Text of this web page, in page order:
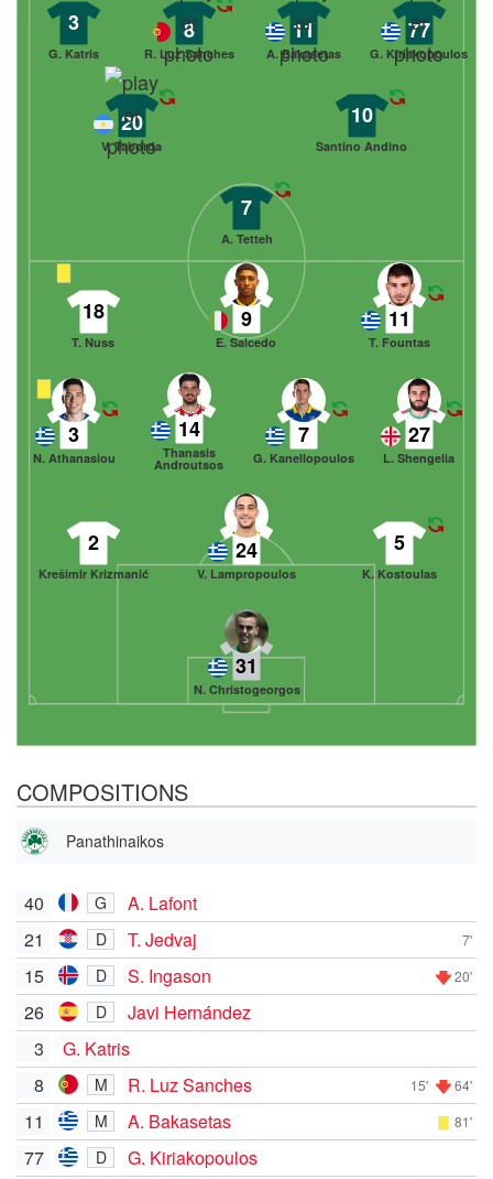
77
G. Kiriakopoulos
11
A. Bakasetas
8
R. Luz Sanches
3
G. Katris
10
Santino Andino
20
V. Taborda
7
A. Tetteh
31
N. Christogeorgos
2
Krešimir Krizmanić
24
V. Lampropoulos
5
K. Kostoulas
3
N. Athanasiou
14
Thanasis
Androutsos
7
G. Kanellopoulos
27
L. Shengelia
18
T. Nuss
9
E. Salcedo
11
T. Fountas
COMPOSITIONS
Panathinaikos
40 G
A. Lafont
21
D T. Jedvaj 7'
15 D S. Ingason 20'
26 D
Javi Hernández
3
G. Katris
8
M R. Luz Sanches 15' 64'
11 M A. Bakasetas 81'
77 D
G. Kiriakopoulos